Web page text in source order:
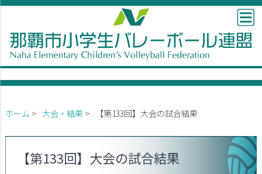
ホーム > 大会・結果 > 【第133回】大会の試合結果
【第133回】大会の試合結果